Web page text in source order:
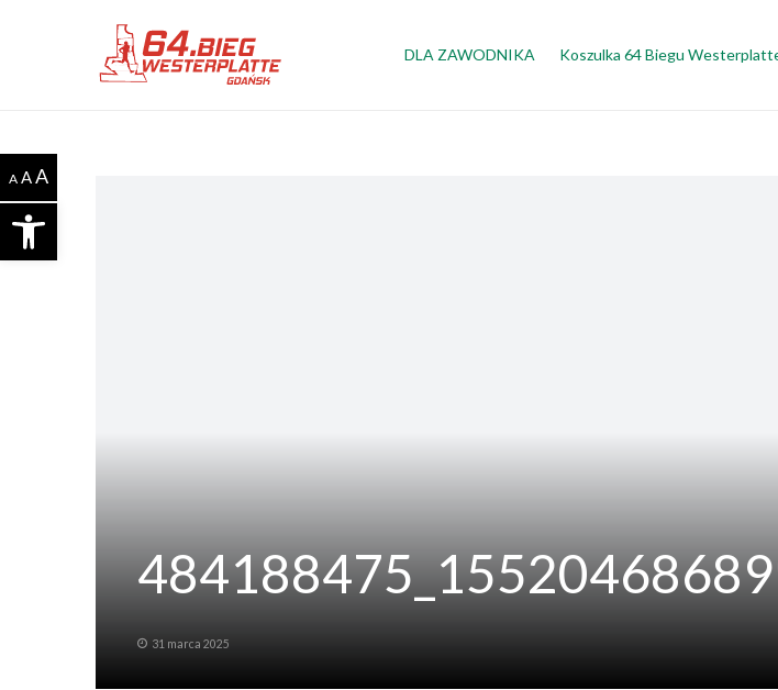
Otwórz pasek narzędzi
A AA
DLA ZAWODNIKA Koszulka 64 Biegu
31 marca 2025